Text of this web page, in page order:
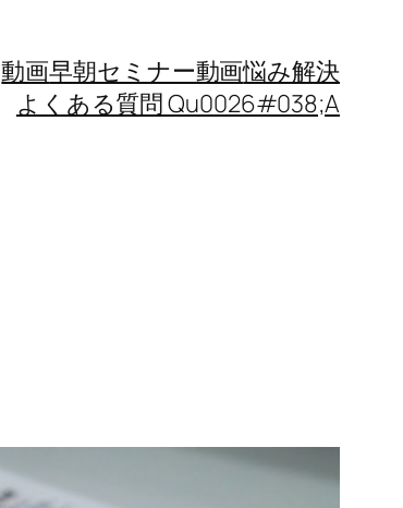
動画早朝セミナー動画悩み解決
よくある質問 Qu0026#038;A